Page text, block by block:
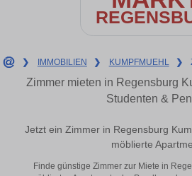
❯ IMMOBILIEN ❯ KUMPFMUEHL ❯
Zimmer mieten in Regensburg
Studenten &
Jetzt ein Zimmer in Regensburg
möblierte
Finde günstige Zimmer zur Miete in